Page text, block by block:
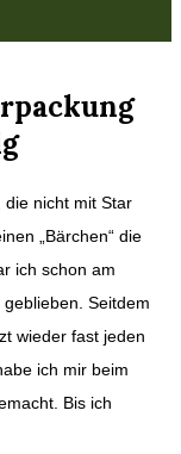
die nicht mit Star
„Bärchen“ die
ich schon am
Seitdem
wieder fast jeden
ich mir beim
Bis ich